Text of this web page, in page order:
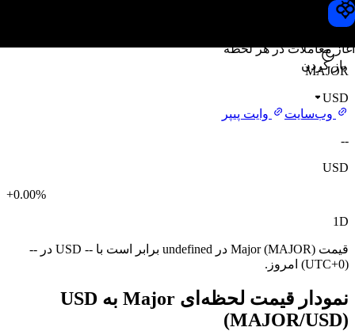
آغاز معاملات در هر لحظه
باز کردن
قیمت Major
MAJOR
USD
وب‌سایت
وایت پیپر
--
USD
+0.00%
1D
قیمت Major (MAJOR) در undefined برابر است با -- USD در --
(UTC+0) امروز.
نمودار قیمت لحظه‌ای Major به USD
(MAJOR/USD)